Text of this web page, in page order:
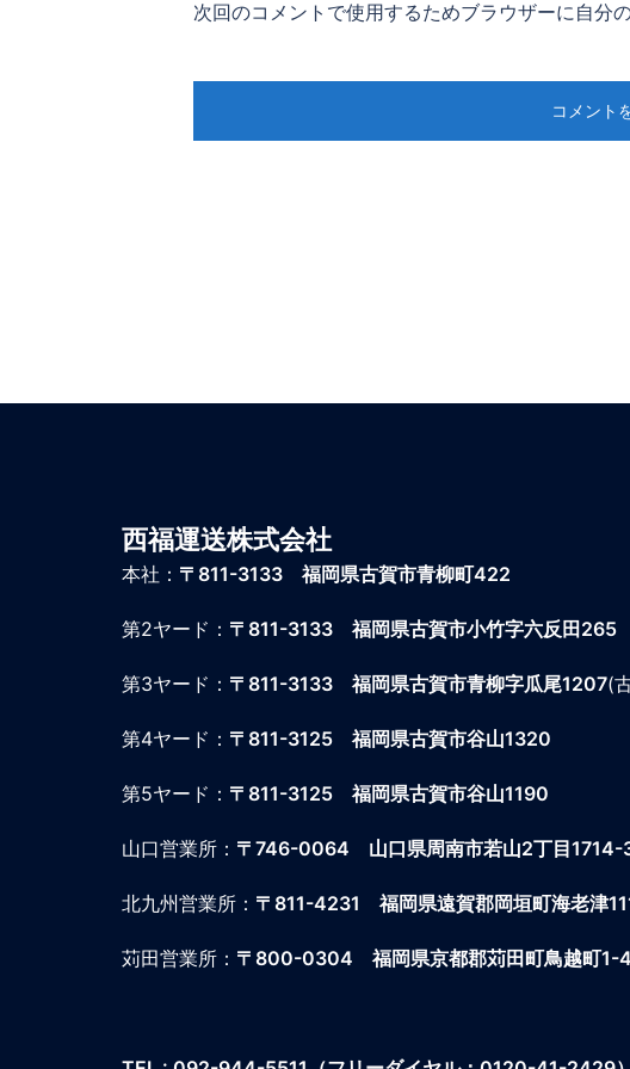
次回のコメントで使用するためブラウザーに自分
西福運送株式会社
本社： 〒811-3133 福岡県古賀市青柳町422
第2ヤード： 〒811-3133 福岡県古賀市小竹字六反田265
第3ヤード： 〒811-3133 福岡県古賀市青柳字瓜尾1207(
第4ヤード： 〒811-3125 福岡県古賀市谷山1320
第5ヤード： 〒811-3125 福岡県古賀市谷山1190
山口営業所： 〒746-0064 山口県周南市若山2丁目1714-
北九州営業所： 〒811-4231 福岡県遠賀郡岡垣町海老津
苅田営業所： 〒800-0304 福岡県京都郡苅田町鳥越町1-